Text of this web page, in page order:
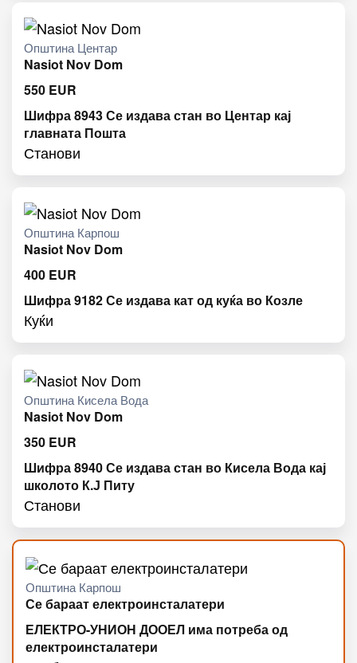
Општина Центар
Nasiot Nov Dom
550 EUR
Шифра 8943 Се издава стан во Центар кај
главната Пошта
Станови
Општина Карпош
Nasiot Nov Dom
400 EUR
Шифра 9182 Се издава кат од куќа во Козле
Куќи
Општина Кисела Вода
Nasiot Nov Dom
350 EUR
Шифра 8940 Се издава стан во Кисела Вода кај
школото К.Ј Питу
Станови
Општина Карпош
Се бараат електроинсталатери
ЕЛЕКТРО-УНИОН ДООЕЛ има потреба од
електроинсталатери